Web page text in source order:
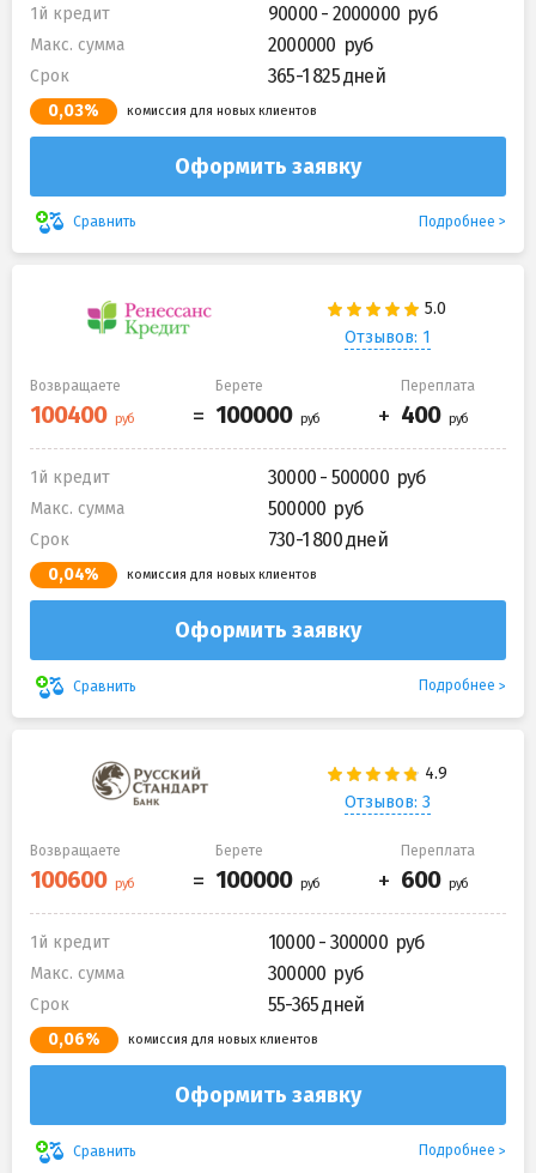
1й кредит 90000 - 2000000
Макс. сумма 2000000
Срок 365-1 825 дней
0,03% комиссия для новых клиентов
Оформить заявку
Сравнить Подробнее
Отзывов: 1
Возвращаете Берете Переплата
1й кредит 30000 - 500000
Макс. сумма 500000
Срок 730-1 800 дней
0,04% комиссия для новых клиентов
Оформить заявку
Сравнить Подробнее
Отзывов: 3
Возвращаете Берете Переплата
1й кредит 10000 - 300000
Макс. сумма 300000
Срок 55-365 дней
0,06% комиссия для новых клиентов
Оформить заявку
Сравнить Подробнее